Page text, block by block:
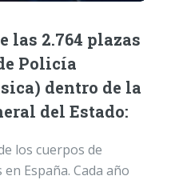
las 2.764 plazas
Policía
dentro de la
del Estado:
los cuerpos de
España. Cada año